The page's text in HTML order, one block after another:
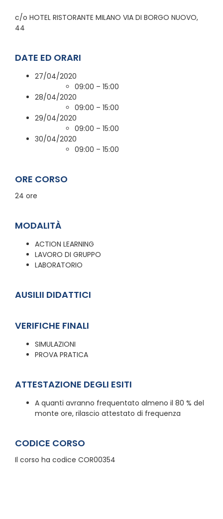
c/o HOTEL RISTORANTE MILANO VIA DI BORGO NUOVO,
44
DATE ED ORARI
27/04/2020
09:00 – 15:00
28/04/2020
09:00 – 15:00
29/04/2020
09:00 – 15:00
30/04/2020
09:00 – 15:00
ORE CORSO
24 ore
MODALITÀ
ACTION LEARNING
LAVORO DI GRUPPO
LABORATORIO
AUSILII DIDATTICI
VERIFICHE FINALI
SIMULAZIONI
PROVA PRATICA
ATTESTAZIONE DEGLI ESITI
A quanti avranno frequentato almeno il 80 % del
monte ore, rilascio attestato di frequenza
CODICE CORSO
Il corso ha codice COR00354